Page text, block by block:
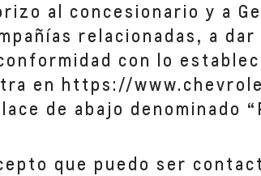
al concesionario y a
relacionadas, a
con lo
en https://
de abajo denominado
que puedo ser